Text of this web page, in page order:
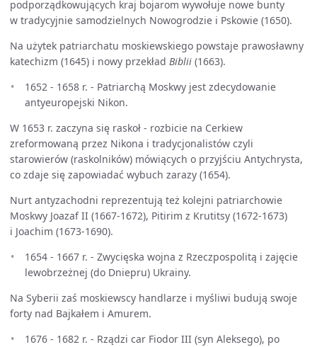
podporządkowujących kraj bojarom wywołuje nowe bunty
w tradycyjnie samodzielnych Nowogrodzie i Pskowie (1650).
Na użytek patriarchatu moskiewskiego powstaje prawosławny
katechizm (1645) i nowy przekład Biblii (1663).
1652 - 1658 r. - Patriarchą Moskwy jest zdecydowanie
antyeuropejski Nikon.
W 1653 r. zaczyna się raskoł - rozbicie na Cerkiew
zreformowaną przez Nikona i tradycjonalistów czyli
starowierów (raskolników) mówiących o przyjściu Antychrysta,
co zdaje się zapowiadać wybuch zarazy (1654).
Nurt antyzachodni reprezentują też kolejni patriarchowie
Moskwy Joazaf II (1667-1672), Pitirim z Krutitsy (1672-1673)
i Joachim (1673-1690).
1654 - 1667 r. - Zwycięska wojna z Rzeczpospolitą i zajęcie
lewobrzeżnej (do Dniepru) Ukrainy.
Na Syberii zaś moskiewscy handlarze i myśliwi budują swoje
forty nad Bajkałem i Amurem.
1676 - 1682 r. - Rządzi car Fiodor III (syn Aleksego), po